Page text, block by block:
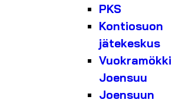
PKS
Kontiosuon
jätekeskus
Vuokramökki
Joensuu
Joensuun